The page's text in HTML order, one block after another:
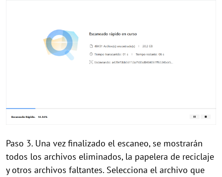
Paso 3. Una vez finalizado el escaneo, se mostrarán
todos los archivos eliminados, la papelera de reciclaje
y otros archivos faltantes. Selecciona el archivo que